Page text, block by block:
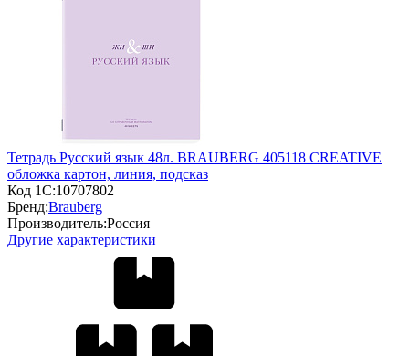
Тетрадь Русский язык 48л. BRAUBERG 405118 CREATIVE
обложка картон, линия, подсказ
Код 1С:10707802
Бренд:Brauberg
Производитель:Россия
Другие характеристики